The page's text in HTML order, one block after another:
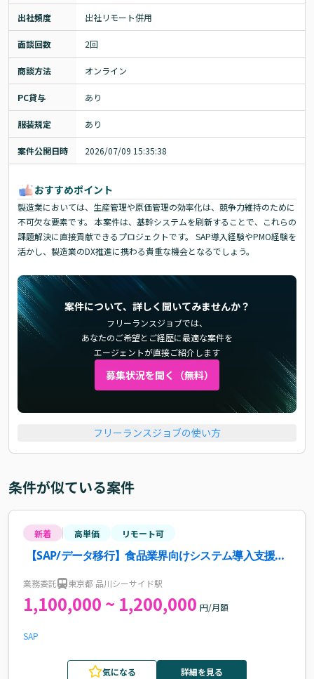
出社頻度 出社リモート併用
面談回数 2回
商談方法 オンライン
PC貸与 あり
服装規定 あり
案件公開日時 2026/07/09 15:35:38
おすすめポイント
製造業においては、生産管理や原価管理の効率化は、競争力維持のために
不可欠な要素です。 本案件は、基幹システムを刷新することで、これらの
課題解決に直接貢献できるプロジェクトです。 SAP導入経験やPMO経験を
活かし、製造業のDX推進に携わる貴重な機会となるでしょう。
案件について、詳しく聞いてみませんか？
フリーランスジョブでは、
あなたのご希望とご経歴に最適な案件を
エージェントが直接ご紹介します
募集状況を聞く（無料）
フリーランスジョブの使い方
条件が似ている案件
新着 高単価 リモート可
【SAP/データ移行】食品業界向けシステム導入支援案
業務委託 東京都 品川シーサイド駅
1,100,000 ~ 1,200,000 円/月額
SAP
気になる 詳細を見る